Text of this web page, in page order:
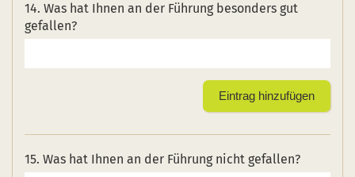
14. Was hat Ihnen an der Führung besonders gut
gefallen?
15. Was hat Ihnen an der Führung nicht gefallen?